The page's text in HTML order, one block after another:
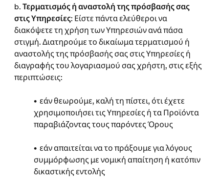
b.Τερματισμός ή αναστολή της πρόσβασής σας
στις Υπηρεσίες: Είστε πάντα ελεύθεροι να
διακόψετε τη χρήση των Υπηρεσιών ανά πάσα
στιγμή. Διατηρούμε το δικαίωμα τερματισμού ή
αναστολής της πρόσβασής σας στις Υπηρεσίες ή
διαγραφής του λογαριασμού σας χρήστη, στις εξής
περιπτώσεις:
• εάν θεωρούμε, καλή τη πίστει, ότι έχετε
χρησιμοποιήσει τις Υπηρεσίες ή τα Προϊόντα
παραβιάζοντας τους παρόντες Όρους
• εάν απαιτείται να το πράξουμε για λόγους
συμμόρφωσης με νομική απαίτηση ή κατόπιν
δικαστικής εντολής